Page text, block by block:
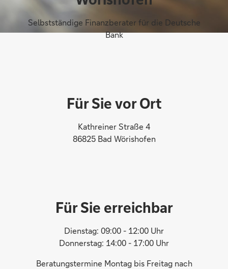
Selbstständige Finanzberater für die Deutsche
Bank
Für Sie vor Ort
Kathreiner Straße 4
86825 Bad Wörishofen
Für Sie erreichbar
Dienstag: 09:00 - 12:00 Uhr
Donnerstag: 14:00 - 17:00 Uhr
Beratungstermine Montag bis Freitag nach